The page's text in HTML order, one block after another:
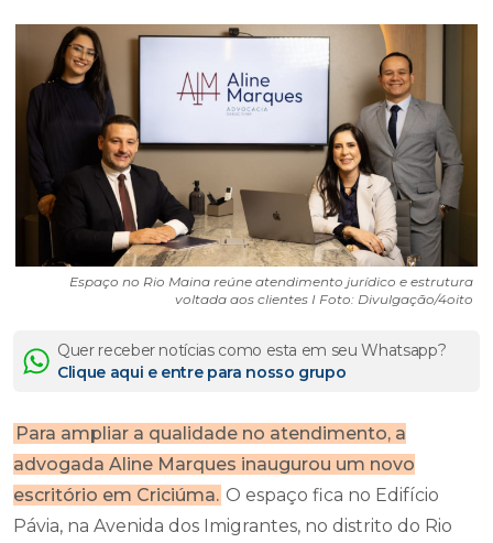
Espaço no Rio Maina reúne atendimento jurídico e estrutura
voltada aos clientes I Foto: Divulgação/4oito
Quer receber notícias como esta em seu Whatsapp?
Clique aqui e entre para nosso grupo
Para ampliar a qualidade no atendimento, a
advogada Aline Marques inaugurou um novo
escritório em Criciúma. O espaço fica no Edifício
Pávia, na Avenida dos Imigrantes, no distrito do Rio